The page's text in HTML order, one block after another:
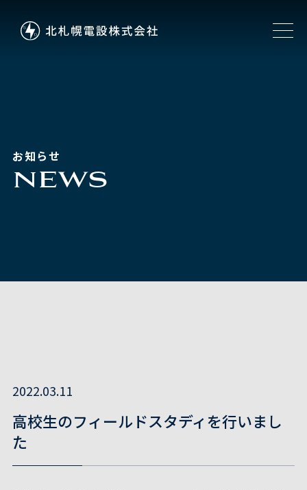
お知らせ
NEWS
2022.03.11
高校生のフィールドスタディを行いまし
た